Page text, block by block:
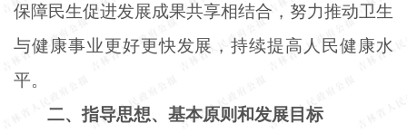
保障民生促进发展成果共享相结合，努力推动卫生
与健康事业更好更快发展，持续提高人民健康水
平。
二、指导思想、基本原则和发展目标